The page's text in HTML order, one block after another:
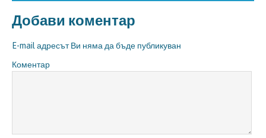
Добави коментар
E-mail адресът Ви няма да бъде публикуван
Коментар